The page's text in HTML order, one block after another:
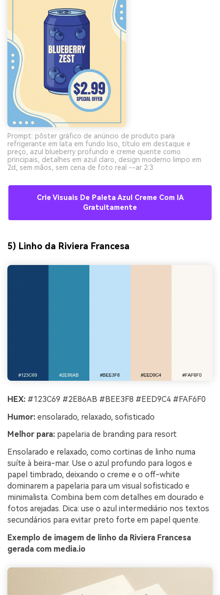
Prompt: pôster gráfico de anúncio de produto para
refrigerante em lata em fundo liso, título em destaque e
preço, azul blueberry profundo e creme quente como
principais, detalhes em azul claro, design moderno limpo em
2d, sem mãos, sem cena de foto real --ar 2:3
Crie Visuais De Paleta Azul Creme Com IA
Gratuitamente
5) Linho da Riviera Francesa
HEX: #123C69 #2E86AB #BEE3F8 #EED9C4 #FAF6F0
Humor: ensolarado, relaxado, sofisticado
Melhor para: papelaria de branding para resort
Ensolarado e relaxado, como cortinas de linho numa
suíte à beira-mar. Use o azul profundo para logos e
papel timbrado, deixando o creme e o off-white
dominarem a papelaria para um visual sofisticado e
minimalista. Combina bem com detalhes em dourado e
fotos arejadas. Dica: use o azul intermediário nos textos
secundários para evitar preto forte em papel quente.
Exemplo de imagem de linho da Riviera Francesa
gerada com media.io